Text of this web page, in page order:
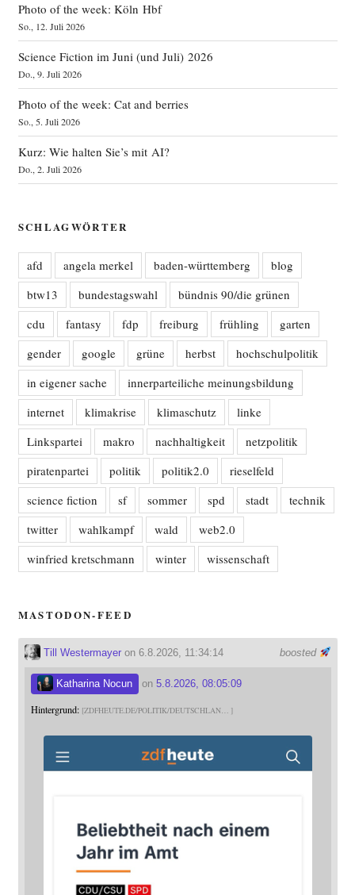
Photo of the week: Köln Hbf
So., 12. Juli 2026
Science Fiction im Juni (und Juli) 2026
Do., 9. Juli 2026
Photo of the week: Cat and berries
So., 5. Juli 2026
Kurz: Wie halten Sie’s mit AI?
Do., 2. Juli 2026
SCHLAGWÖRTER
afd angela merkel baden-württemberg
blog
btw13
bundestagswahl
bündnis 90/die grünen
cdu
fantasy fdp freiburg frühling
garten
gender
google grüne herbst
hochschulpolitik
in eigener sache
innerparteiliche meinungsbildung
internet
klimakrise klimaschutz
linke
Linkspartei
makro nachhaltigkeit
netzpolitik
piratenpartei
politik politik2.0
rieselfeld
science fiction
sf sommer spd stadt
technik
twitter
wahlkampf wald
web2.0
winfried kretschmann
winter wissenschaft
MASTODON-FEED
boosted
Till Westermayeron 6.8.2026, 11:34:14
Katharina Nocun on 5.8.2026, 08:05:09
Hintergrund: ZDFHEUTE.DE/POLITIK/DEUTSCHLAN